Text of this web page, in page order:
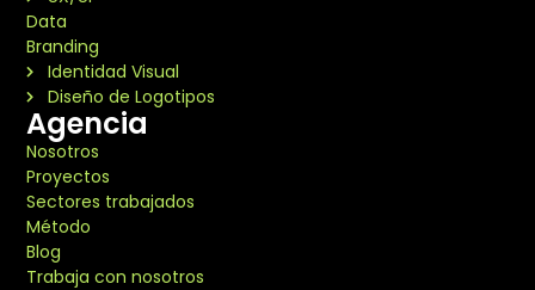
Data
Branding
Identidad Visual
Diseño de Logotipos
Agencia
Nosotros
Proyectos
Sectores trabajados
Método
Blog
Trabaja con nosotros